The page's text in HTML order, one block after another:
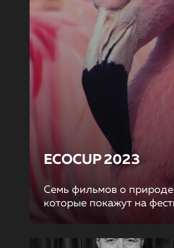
ECOCUP 2023
Семь фильмов о природе
которые покажут на